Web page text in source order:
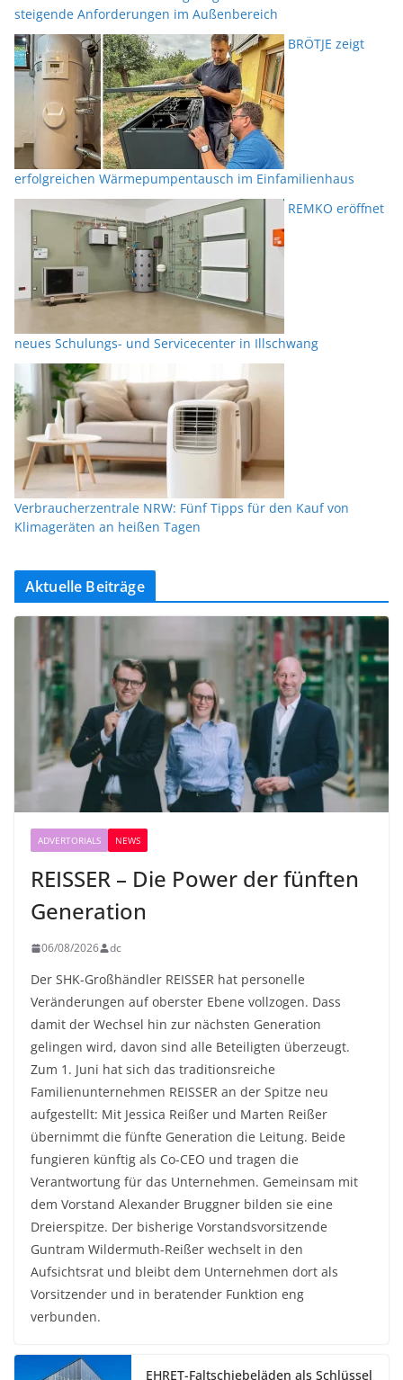
steigende Anforderungen im Außenbereich
BRÖTJE zeigt
erfolgreichen Wärmepumpentausch im Einfamilienhaus
REMKO eröffnet
neues Schulungs- und Servicecenter in Illschwang
Verbraucherzentrale NRW: Fünf Tipps für den Kauf von
Klimageräten an heißen Tagen
Aktuelle Beiträge
ADVERTORIALS NEWS
REISSER – Die Power der fünften
Generation
06/08/2026 dc
Der SHK-Großhändler REISSER hat personelle
Veränderungen auf oberster Ebene vollzogen. Dass
damit der Wechsel hin zur nächsten Generation
gelingen wird, davon sind alle Beteiligten überzeugt.
Zum 1. Juni hat sich das traditionsreiche
Familienunternehmen REISSER an der Spitze neu
aufgestellt: Mit Jessica Reißer und Marten Reißer
übernimmt die fünfte Generation die Leitung. Beide
fungieren künftig als Co-CEO und tragen die
Verantwortung für das Unternehmen. Gemeinsam mit
dem Vorstand Alexander Bruggner bilden sie eine
Dreierspitze. Der bisherige Vorstandsvorsitzende
Guntram Wildermuth-Reißer wechselt in den
Aufsichtsrat und bleibt dem Unternehmen dort als
Vorsitzender und in beratender Funktion eng
verbunden.
EHRET-Faltschiebeläden als Schlüssel